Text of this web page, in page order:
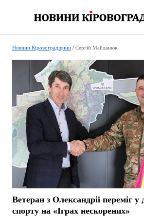
Новини Кіровоградщини/ Сергій Майданюк
Ветеран з Олександрії переміг у
спорту на «Іграх нескорених»